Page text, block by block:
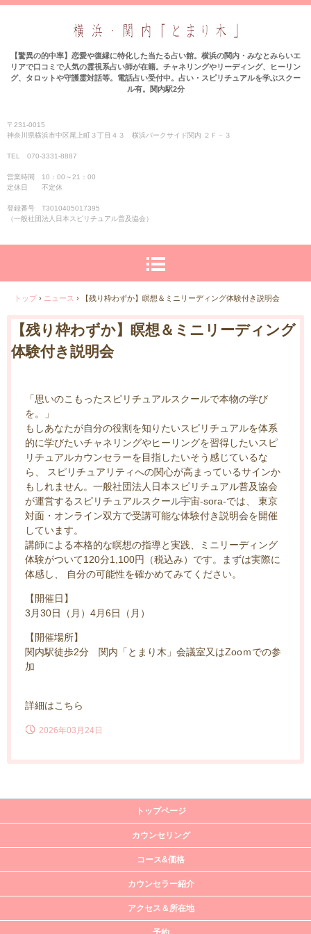
【驚異の的中率】恋愛や復縁に特化した当たる占い館。横浜の関内・みなとみらいエ
リアで口コミで人気の霊視系占い師が在籍。チャネリングやリーディング、ヒーリン
グ、タロットや守護霊対話等。電話占い受付中。占い・スピリチュアルを学ぶスクー
ル有。関内駅2分
〒231-0015
神奈川県横浜市中区尾上町３丁目４３ 横浜パークサイド関内 ２Ｆ－３
TEL 070-3331‐8887
営業時間 10：00～21：00
定休日 不定休
登録番号 T3010405017395
（一般社団法人日本スピリチュアル普及協会）
トップ › ニュース › 【残り枠わずか】瞑想＆ミニリーディング体験付き説明会
【残り枠わずか】瞑想＆ミニリーディング
体験付き説明会
「思いのこもったスピリチュアルスクールで本物の学び
を。」
もしあなたが自分の役割を知りたいスピリチュアルを体系
的に学びたいチャネリングやヒーリングを習得したいスピ
リチュアルカウンセラーを目指したいそう感じているな
ら、 スピリチュアリティへの関心が高まっているサインか
もしれません。一般社団法人日本スピリチュアル普及協会
が運営するスピリチュアルスクール宇宙-sora-では、 東京
対面・オンライン双方で受講可能な体験付き説明会を開催
しています。
講師による本格的な瞑想の指導と実践、ミニリーディング
体験がついて120分1,100円（税込み）です。まずは実際に
体感し、 自分の可能性を確かめてみてください。
【開催日】
3月30日（月）4月6日（月）
【開催場所】
関内駅徒歩2分 関内「とまり木」会議室又はZooｍでの参
加
詳細はこちら
2026年03月24日
トップページ
カウンセリング
コース&価格
カウンセラー紹介
アクセス＆所在地